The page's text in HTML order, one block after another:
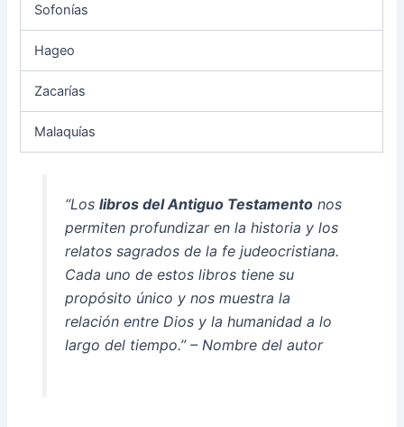
Sofonías
Hageo
Zacarías
Malaquías
“Los libros del Antiguo Testamentonos
permiten profundizar en la historia y los
relatos sagrados de la fe judeocristiana.
Cada uno de estos libros tiene su
propósito único y nos muestra la
relación entre Dios y la humanidad a lo
largo del tiempo.” – Nombre del autor